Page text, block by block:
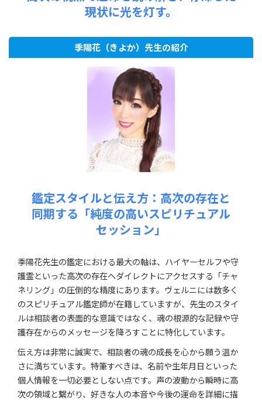
現状に光を灯す。
季陽花（きよか）先生の紹介
鑑定スタイルと伝え方：高次の存在と
同期する「純度の高いスピリチュアル
セッション」
季陽花先生の鑑定における最大の軸は、ハイヤーセルフや守
護霊といった高次の存在へダイレクトにアクセスする「チャ
ネリング」の圧倒的な精度にあります。ヴェルニには数多く
のスピリチュアル鑑定師が在籍していますが、先生のスタイ
ルは相談者の表面的な意識ではなく、魂の根源的な記録や守
護存在からのメッセージを降ろすことに特化しています。
伝え方は非常に誠実で、相談者の魂の成長を心から願う温か
さに満ちています。特筆すべきは、名前や生年月日といった
個人情報を一切必要としない点です。声の波動から瞬時に高
次の領域と繋がり、好きな人の本音や今後の運命を詳細に描